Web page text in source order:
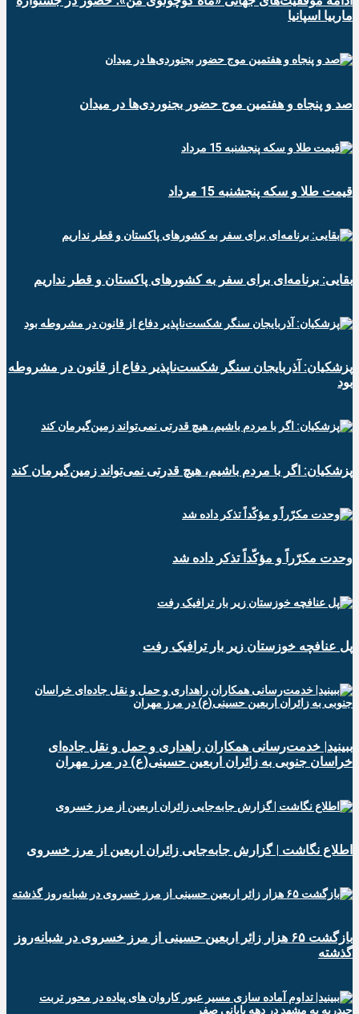
ماربیا اسپانیا
صد و پنجاه و هفتمین موج حضور بجنوردی‌ها در میدان
قیمت طلا و سکه پنجشنبه 15 مرداد
بقایی: برنامه‌ای برای سفر به کشورهای پاکستان و قطر نداریم
پزشکیان: آذربایجان سنگر شکست‌ناپذیر دفاع از قانون در مشروطه
بود
پزشکیان: اگر با مردم باشیم، هیچ قدرتی نمی‌تواند زمین‌گیرمان کند
وحدت مکرّراً و مؤکّداً تذکر داده شد
پل عنافچه خوزستان زیر بار ترافیک رفت
ببینید| خدمت‌رسانی همکاران راهداری و حمل و نقل جاده‌ای
خراسان جنوبی به زائران اربعین حسینی(ع) در مرز مهران
️اطلاع نگاشت | گزارش جابه‌جایی زائران اربعین از مرز خسروی
️بازگشت ۶۵ هزار زائر اربعین حسینی از مرز خسروی در شبانه‌روز
گذشته